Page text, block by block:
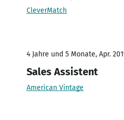
CleverMatch
4 Jahre und 5 Monate, Apr.
Sales Assistent
American Vintage